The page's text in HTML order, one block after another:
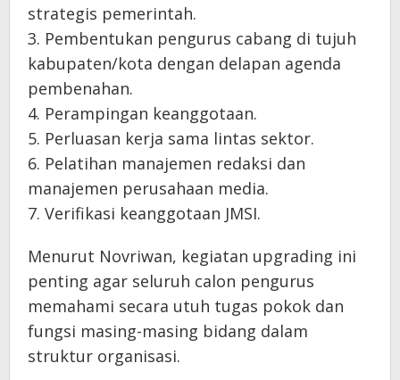
strategis pemerintah.
3. Pembentukan pengurus cabang di tujuh
kabupaten/kota dengan delapan agenda
pembenahan.
4. Perampingan keanggotaan.
5. Perluasan kerja sama lintas sektor.
6. Pelatihan manajemen redaksi dan
manajemen perusahaan media.
7. Verifikasi keanggotaan JMSI.
Menurut Novriwan, kegiatan upgrading ini
penting agar seluruh calon pengurus
memahami secara utuh tugas pokok dan
fungsi masing-masing bidang dalam
struktur organisasi.